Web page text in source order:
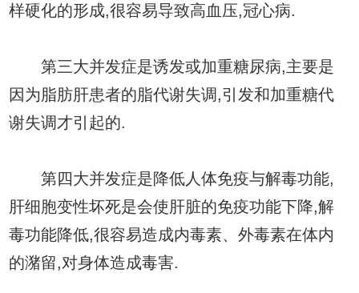
样硬化的形成,很容易导致高血压,冠心病.
第三大并发症是诱发或加重糖尿病,主要是
因为脂肪肝患者的脂代谢失调,引发和加重糖代
谢失调才引起的.
第四大并发症是降低人体免疫与解毒功能,
肝细胞变性坏死是会使肝脏的免疫功能下降,解
毒功能降低,很容易造成内毒素、外毒素在体内
的潴留,对身体造成毒害.